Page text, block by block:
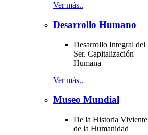
Ver más..
Desarrollo Humano
Desarrollo Integral del
Ser. Capitalización
Humana
Ver más..
Museo Mundial
De la Historia Viviente
de la Humanidad